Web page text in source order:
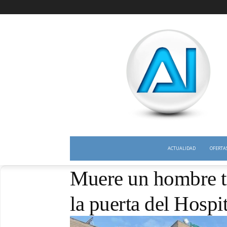
ACTUALIDAD
Muere un hombre
la puerta del